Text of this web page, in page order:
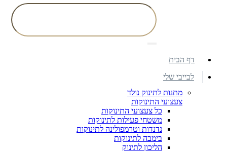
דף הבית
לבייבי שלי
מתנות לתינוק נולד
צעצועי התינוקות
כל צעצועי התינוקות
משטחי פעילות לתינוקות
נדנדות וטרמפולינה לתינוקות
בימבה לתינוקות
הליכון לתינוק